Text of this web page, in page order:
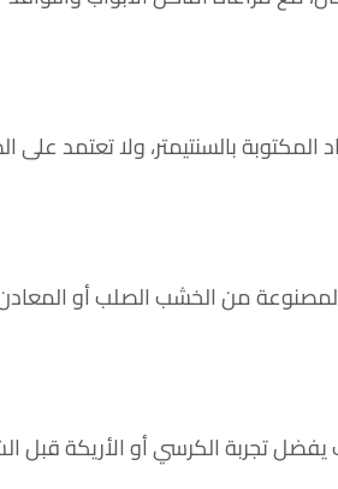
بالسنتيمتر، ولا تعتمد على
من الخشب الصلب أو
تجربة الكرسي أو الأريكة قبل